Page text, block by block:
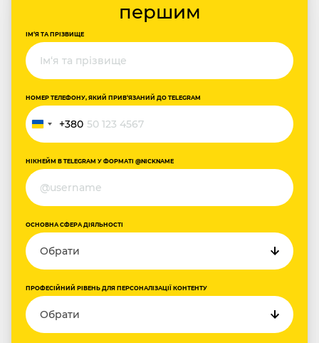
першим
ІМ‘Я ТА ПРІЗВИЩЕ
НОМЕР ТЕЛЕФОНУ, ЯКИЙ ПРИВ‘ЯЗАНИЙ ДО TELEGRAM
Україна
+380
+380
НІКНЕЙМ В TELEGRAM У ФОРМАТІ @NICKNAME
ОСНОВНА СФЕРА ДІЯЛЬНОСТІ
ПРОФЕСІЙНИЙ РІВЕНЬ ДЛЯ ПЕРСОНАЛІЗАЦІЇ КОНТЕНТУ